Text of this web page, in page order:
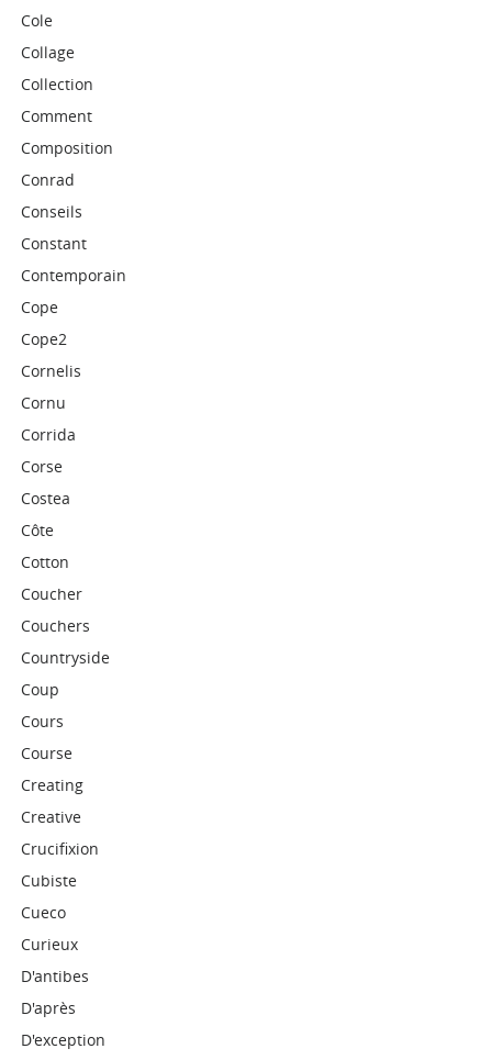
Cole
Collage
Collection
Comment
Composition
Conrad
Conseils
Constant
Contemporain
Cope
Cope2
Cornelis
Cornu
Corrida
Corse
Costea
Côte
Cotton
Coucher
Couchers
Countryside
Coup
Cours
Course
Creating
Creative
Crucifixion
Cubiste
Cueco
Curieux
D'antibes
D'après
D'exception